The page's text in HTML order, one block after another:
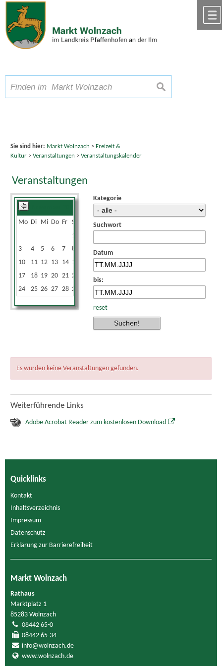
Zum Inhalt,zur Navigation
Schriftgröße A A A suchen
Sie sind hier: Markt Wolnzach > Freizeit &
Kultur> Veranstaltungen > Veranstaltungskalender
Veranstaltungen
Mo Di Mi Do Fr Sa
1
3
4 5 6 7 8
10
11 12 13 14 15
17
18 19 20 21 22
24
25 26 27 28 29
Kategorie
Suchwort
Datum
bis:
reset
Es wurden keine Veranstaltungen gefunden.
Weiterführende Links
Adobe Acrobat Reader zum kostenlosen Download
Quicklinks
Kontakt
Inhaltsverzeichnis
Impressum
Datenschutz
Erklärung zur Barrierefreiheit
Markt Wolnzach
Rathaus
Marktplatz 1
85283 Wolnzach
08442 65-0
08442 65-34
info@wolnzach.de
www.wolnzach.de